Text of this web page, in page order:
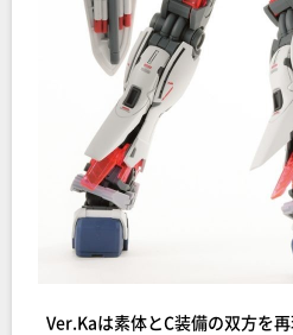
Ver.Kaは素体とC装備の双方を